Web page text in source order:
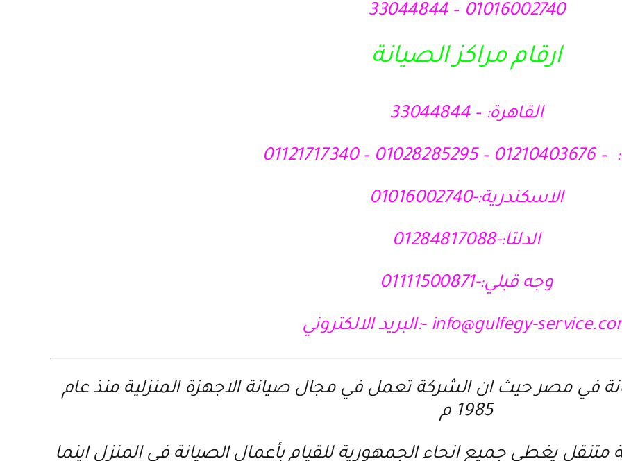
01016002740 – 33044844
ارقام مراكز الصيانة
القاهرة: – 33044844
– 01121717340
الاسكندرية:-01016002740
الدلتا:-01284817088
وجه قبلي:-01111500871
info@gulfegy- -:البريد الالكتروني
في مصر حيث ان الشركة تعمل في مجال صيانة الاجهزة المنزلية منذ عام
1985 م
يغطي جميع انحاء الجمهورية للقيام بأعمال الصيانة في المنزل اينما